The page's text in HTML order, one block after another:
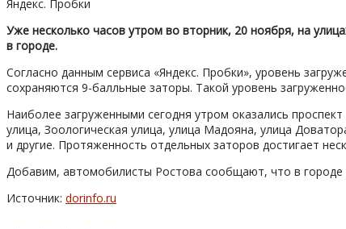
Яндекс. Пробки
Уже несколько часов утром во вторник, 20 ноября, на
в городе.
Согласно данным сервиса «Яндекс. Пробки», уровень
сохраняются 9-балльные заторы. Такой уровень
Наиболее загруженными сегодня утром оказались
улица, Зоологическая улица, улица Мадояна, улица
и другие. Протяженность отдельных заторов достигает
Добавим, автомобилисты Ростова сообщают, что в городе
Источник: dorinfo.ru